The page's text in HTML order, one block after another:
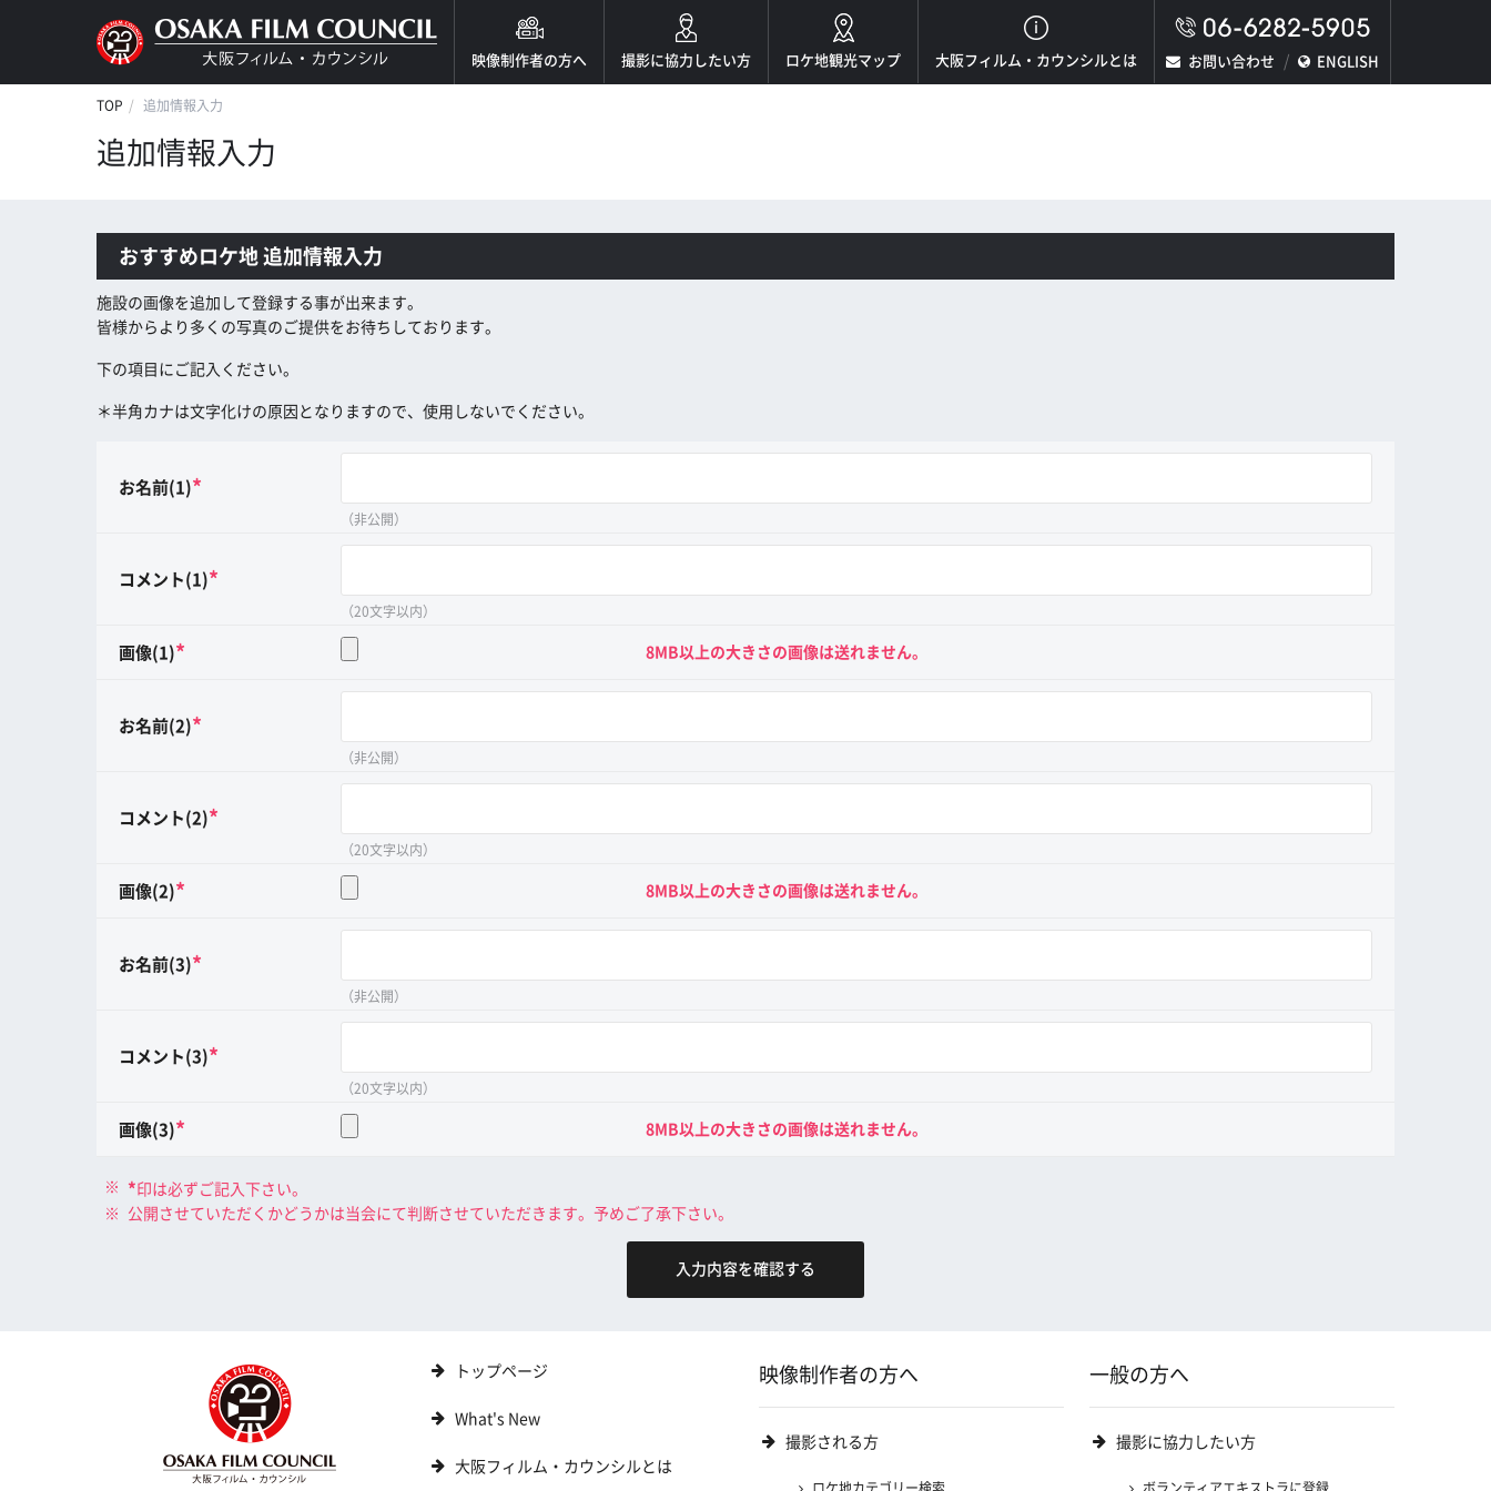
映像制作者の方へ 撮影に協力したい方 ロケ地観光マップ 大阪フィルム・カウンシルとは お問い合わせ ENGLISH
TOP 追加情報入力
追加情報入力
おすすめロケ地 追加情報入力
施設の画像を追加して登録する事が出来ます。
皆様からより多くの写真のご提供をお待ちしております。
下の項目にご記入ください。
＊半角カナは文字化けの原因となりますので、使用しないでください。
お名前(1)*
（非公開）
コメント(1)*
（20文字以内）
画像(1)* 8MB以上の大きさの画像は送れません。
お名前(2)*
（非公開）
コメント(2)*
（20文字以内）
画像(2)* 8MB以上の大きさの画像は送れません。
お名前(3)*
（非公開）
コメント(3)*
（20文字以内）
画像(3)* 8MB以上の大きさの画像は送れません。
* 印は必ずご記入下さい。
公開させていただくかどうかは当会にて判断させていただきます。予めご了承下さい。
トップページ
What's New
大阪フィルム・カウンシルとは
映像制作者の方へ
撮影される方
ロケ地カテゴリー検索
一般の方へ
撮影に協力したい方
ボランティアエキストラに登録